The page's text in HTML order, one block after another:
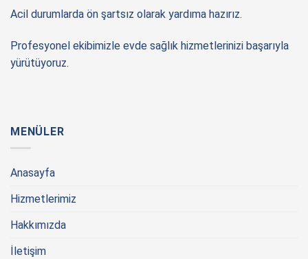
Acil durumlarda ön şartsız olarak yardıma hazırız.
Profesyonel ekibimizle evde sağlık hizmetlerinizi başarıyla
yürütüyoruz.
MENÜLER
Anasayfa
Hizmetlerimiz
Hakkımızda
İletişim